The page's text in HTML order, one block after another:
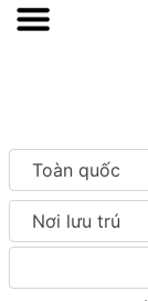
Toàn quốc
Nơi lưu trú